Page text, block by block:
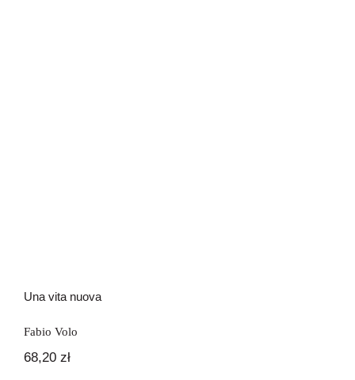
Una vita nuova
Fabio Volo
68,20 zł